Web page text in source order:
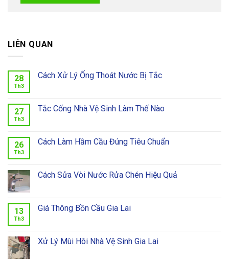
LIÊN QUAN
28
Th3
Cách Xử Lý Ống Thoát Nước Bị Tắc
27
Th3
Tắc Cống Nhà Vệ Sinh Làm Thế Nào
26
Th3
Cách Làm Hầm Cầu Đúng Tiêu Chuẩn
Cách Sửa Vòi Nước Rửa Chén Hiệu Quả
13
Th3
Giá Thông Bồn Cầu Gia Lai
Xử Lý Mùi Hôi Nhà Vệ Sinh Gia Lai